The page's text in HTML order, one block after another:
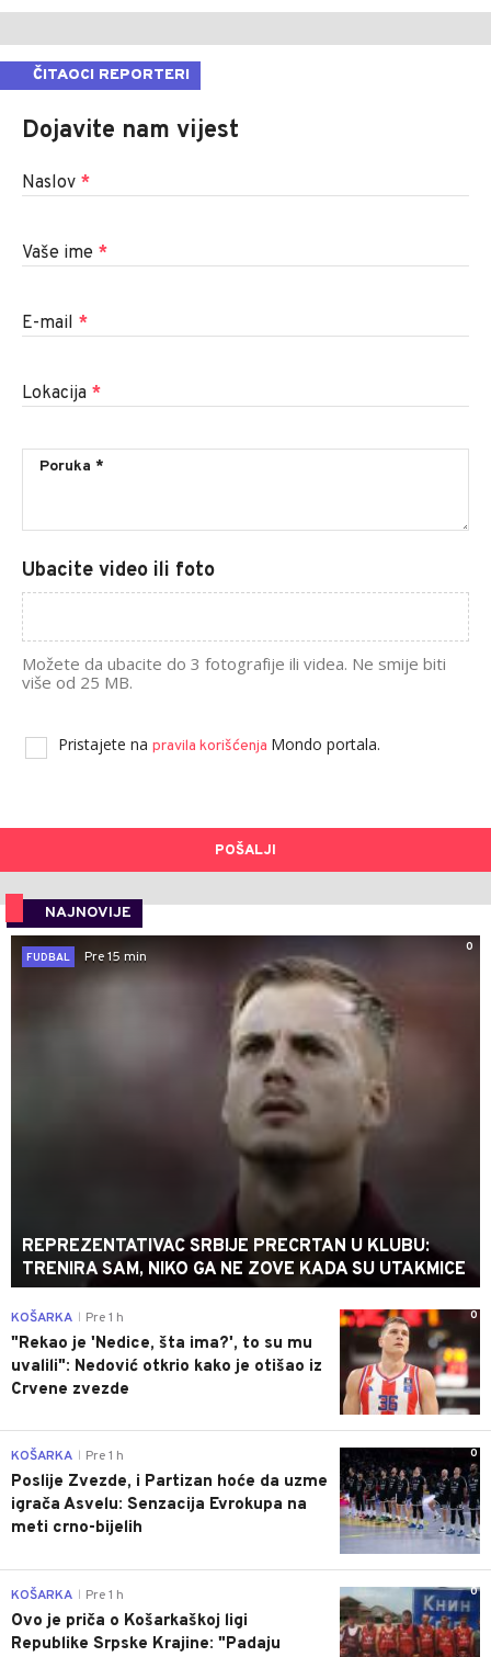
ČITAOCI REPORTERI
Dojavite nam vijest
Naslov *
Vaše ime *
E-mail *
Lokacija *
Ubacite video ili foto
Možete da ubacite do 3 fotografije ili videa. Ne smije biti
više od 25 MB.
Pristajete na pravila korišćenja Mondo portala.
POŠALJI
NAJNOVIJE
0
FUDBAL
Pre 15 min
REPREZENTATIVAC SRBIJE PRECRTAN U KLUBU:
TRENIRA SAM, NIKO GA NE ZOVE KADA SU UTAKMICE
0
KOŠARKA Pre 1 h
"Rekao je 'Nedice, šta ima?', to su mu
uvalili": Nedović otkrio kako je otišao iz
Crvene zvezde
0
KOŠARKA Pre 1 h
Poslije Zvezde, i Partizan hoće da uzme
igrača Asvelu: Senzacija Evrokupa na
meti crno-bijelih
0
KOŠARKA Pre 1 h
Ovo je priča o Košarkaškoj ligi
Republike Srpske Krajine: "Padaju